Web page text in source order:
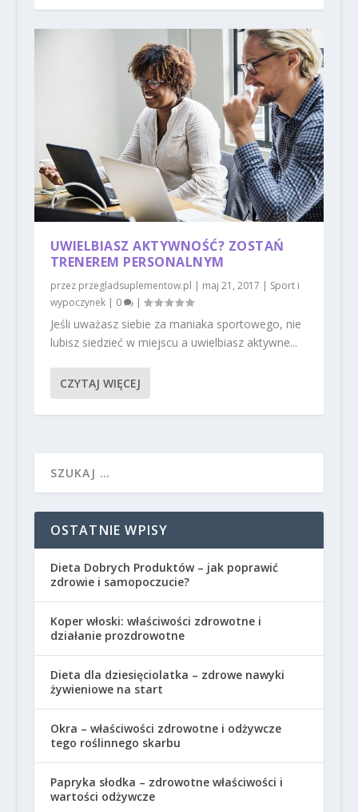
UWIELBIASZ AKTYWNOŚĆ? ZOSTAŃ
TRENEREM PERSONALNYM
przez przegladsuplementow.pl | maj 21, 2017 | Sport i
wypoczynek| 0 |
Jeśli uważasz siebie za maniaka sportowego, nie
lubisz siedzieć w miejscu a uwielbiasz aktywne...
CZYTAJ WIĘCEJ
OSTATNIE WPISY
Dieta Dobrych Produktów – jak poprawić
zdrowie i samopoczucie?
Koper włoski: właściwości zdrowotne i
działanie prozdrowotne
Dieta dla dziesięciolatka – zdrowe nawyki
żywieniowe na start
Okra – właściwości zdrowotne i odżywcze
tego roślinnego skarbu
Papryka słodka – zdrowotne właściwości i
wartości odżywcze